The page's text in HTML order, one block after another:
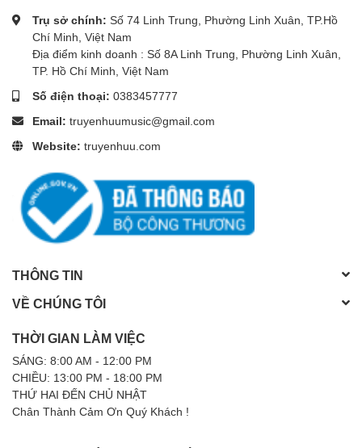
Trụ sở chính: Số 74 Linh Trung, Phường Linh Xuân, TP.Hồ
Chí Minh, Việt Nam
Địa điểm kinh doanh : Số 8A Linh Trung, Phường Linh Xuân,
TP. Hồ Chí Minh, Việt Nam
Số điện thoại: 0383457777
Email: truyenhuumusic@gmail.com
Website: truyenhuu.com
THÔNG TIN
VỀ CHÚNG TÔI
THỜI GIAN LÀM VIỆC
SÁNG: 8:00 AM - 12:00 PM
CHIỀU: 13:00 PM - 18:00 PM
THỨ HAI ĐẾN CHỦ NHẬT
Chân Thành Cảm Ơn Quý Khách !